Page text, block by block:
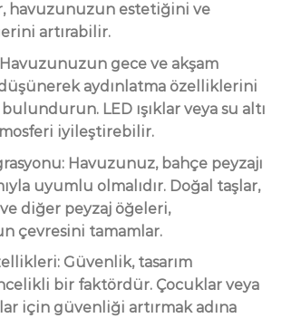
havuzunuzun estetiğini ve
artırabilir.
gece ve akşam
düşünerek aydınlatma özelliklerini
LED ışıklar veya su altı
iyileştirebilir.
Havuzunuz, bahçe peyzajı
uyumlu olmalıdır. Doğal taşlar,
diğer peyzaj öğeleri,
çevresini tamamlar.
Güvenlik, tasarım
bir faktördür. Çocuklar veya
için güvenliği artırmak adına